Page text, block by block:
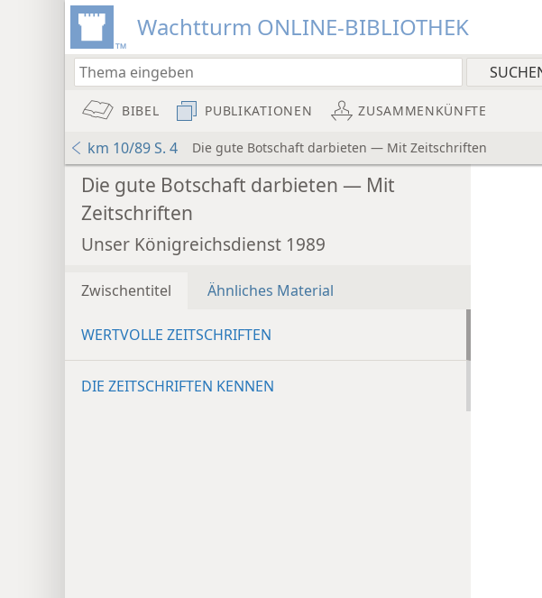
Wachtturm ONLINE-BIBLIOTHEK
BIBEL PUBLIKATIONEN ZUSAMMENKÜNFTE
km 10/89 S. 4 Die gute Botschaft darbieten — Mit Zeitschriften
Die gute Botschaft darbieten — Mit
Zeitschriften
Unser Königreichsdienst 1989
Zwischentitel Ähnliches Material
WERTVOLLE ZEITSCHRIFTEN
DIE ZEITSCHRIFTEN KENNEN